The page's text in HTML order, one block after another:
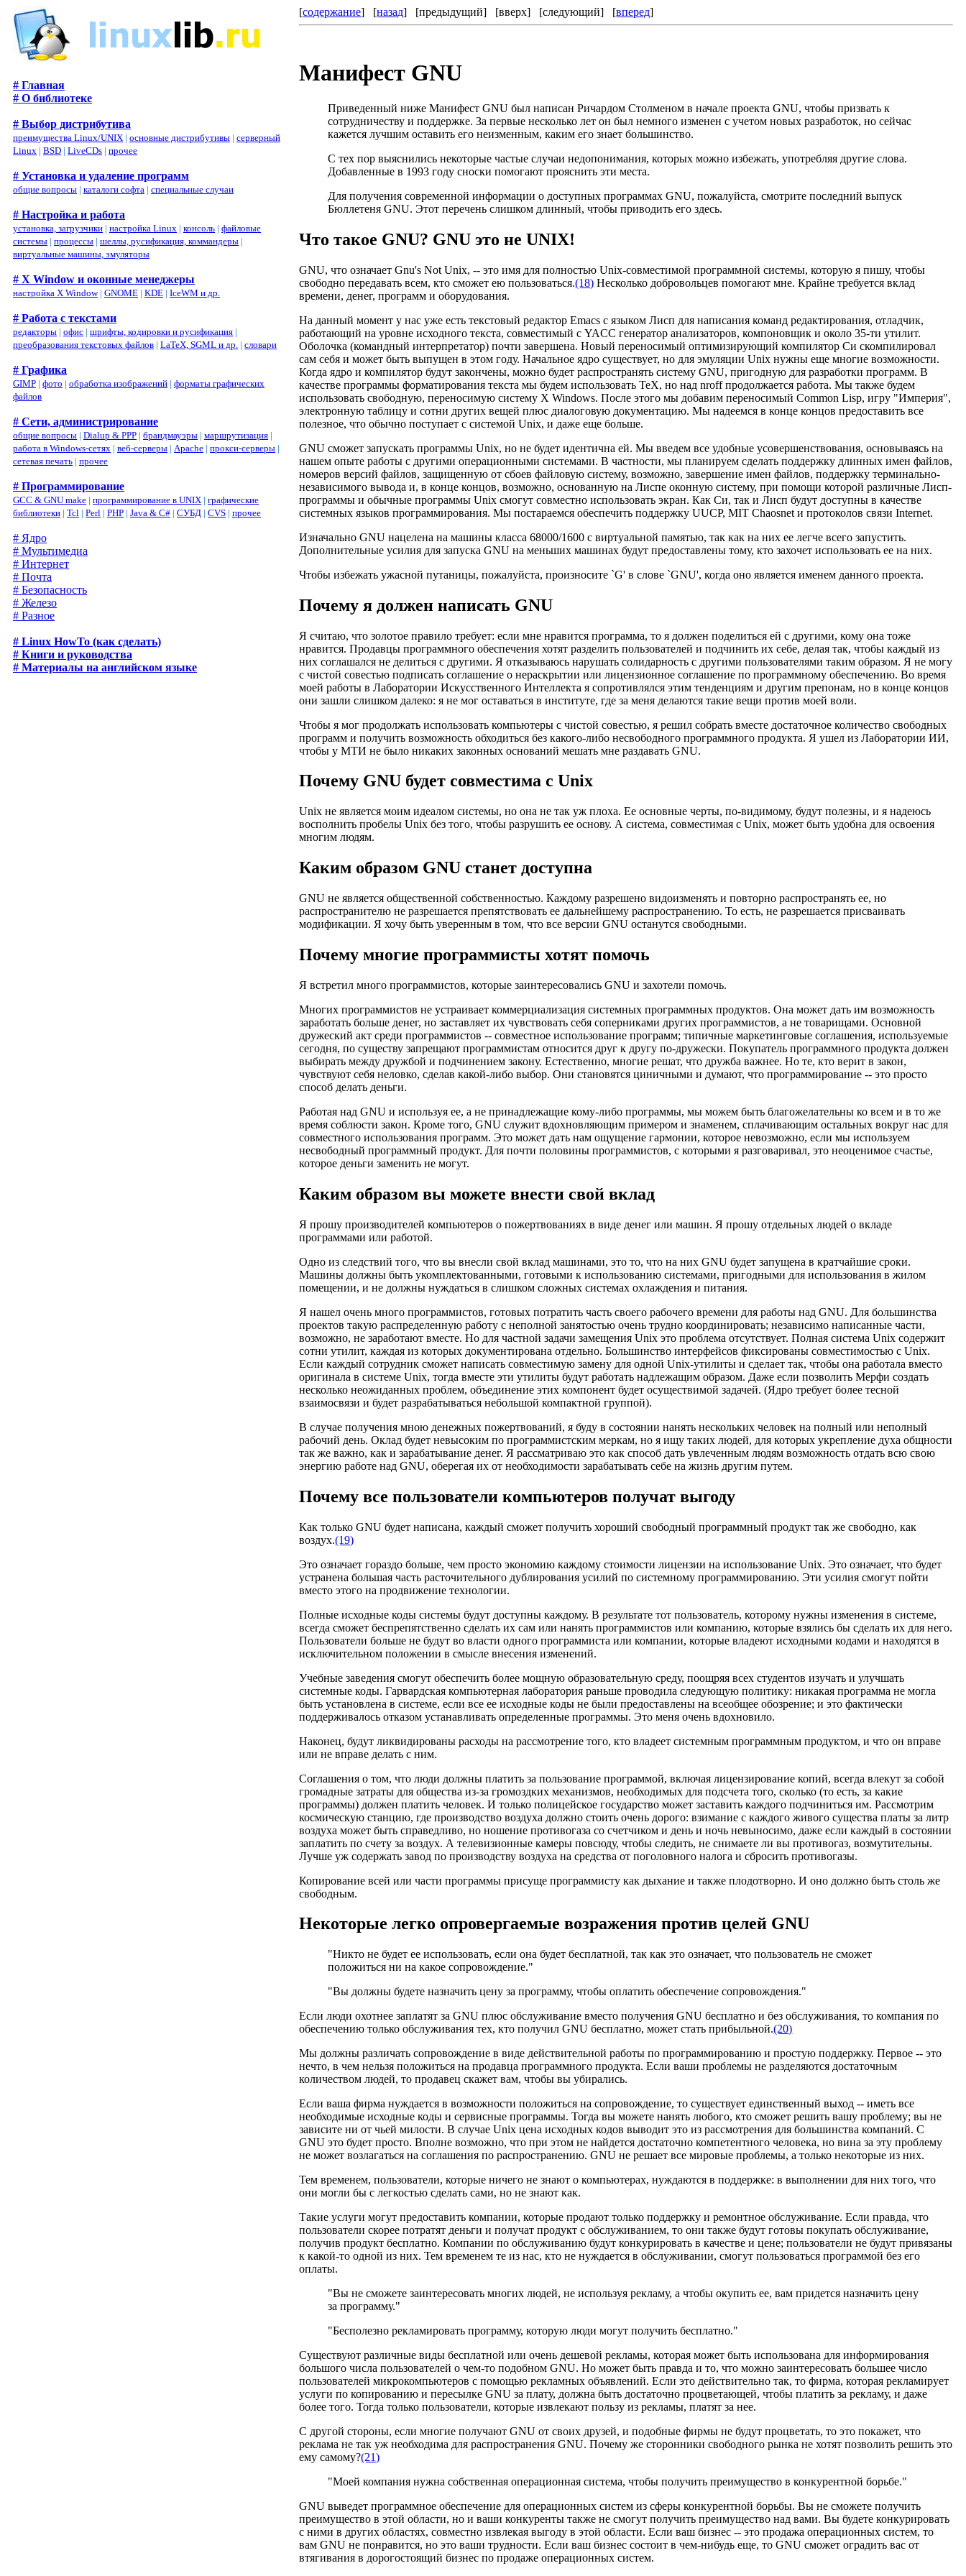
# Главная
# О библиотеке
# Выбор дистрибутива
преимущества Linux/UNIX | основные дистрибутивы | серверный
Linux | BSD | LiveCDs | прочее
# Установка и удаление программ
общие вопросы | каталоги софта | специальные случаи
# Настройка и работа
установка, загрузчики | настройка Linux | консоль | файловые
системы | процессы | шеллы, русификация, коммандеры |
виртуальные машины, эмуляторы
# X Window и оконные менеджеры
настройка X Window| GNOME | KDE | IceWM и др.
# Работа с текстами
редакторы | офис | шрифты, кодировки и русификация |
преобразования текстовых файлов | LaTeX, SGML и др. | словари
# Графика
GIMP | фото | обработка изображений | форматы графических
файлов
# Сети, администрирование
общие вопросы | Dialup & PPP | брандмауэры | маршрутизация |
работа в Windows-сетях | веб-серверы | Apache | прокси-серверы |
сетевая печать | прочее
# Программирование
GCC & GNU make | программирование в UNIX | графические
библиотеки | Tcl | Perl | PHP | Java & C# | СУБД | CVS | прочее
# Ядро
# Мультимедиа
# Интернет
# Почта
# Безопасность
# Железо
# Разное
# Linux HowTo (как сделать)
# Книги и руководства
# Материалы на английском языке
[содержание] [назад] [предыдущий] [вверх] [следующий] [вперед]
Манифест GNU
Приведенный ниже Манифест GNU был написан Ричардом Столменом в начале проекта GNU, чтобы призвать к
сотрудничеству и поддержке. За первые несколько лет он был немного изменен с учетом новых разработок, но сейчас
кажется лучшим оставить его неизменным, каким его знает большинство.
С тех пор выяснились некоторые частые случаи недопонимания, которых можно избежать, употребляя другие слова.
Добавленные в 1993 году сноски помогают прояснить эти места.
Для получения современной информации о доступных программах GNU, пожалуйста, смотрите последний выпуск
Бюллетеня GNU. Этот перечень слишком длинный, чтобы приводить его здесь.
Что такое GNU? GNU это не UNIX!
GNU, что означает Gnu's Not Unix, -- это имя для полностью Unix-совместимой программной системы, которую я пишу, чтобы
свободно передавать всем, кто сможет ею пользоваться.(18) Несколько добровольцев помогают мне. Крайне требуется вклад
времени, денег, программ и оборудования.
На данный момент у нас уже есть текстовый редактор Emacs с языком Лисп для написания команд редактирования, отладчик,
работающий на уровне исходного текста, совместимый с YACC генератор анализаторов, компоновщик и около 35-ти утилит.
Оболочка (командный интерпретатор) почти завершена. Новый переносимый оптимизирующий компилятор Си скомпилировал
сам себя и может быть выпущен в этом году. Начальное ядро существует, но для эмуляции Unix нужны еще многие возможности.
Когда ядро и компилятор будут закончены, можно будет распространять систему GNU, пригодную для разработки программ. В
качестве программы форматирования текста мы будем использовать TeX, но над nroff продолжается работа. Мы также будем
использовать свободную, переносимую систему X Windows. После этого мы добавим переносимый Common Lisp, игру "Империя",
электронную таблицу и сотни других вещей плюс диалоговую документацию. Мы надеемся в конце концов предоставить все
полезное, что обычно поступает с системой Unix, и даже еще больше.
GNU сможет запускать программы Unix, но не будет идентична ей. Мы введем все удобные усовершенствования, основываясь на
нашем опыте работы с другими операционными системами. В частности, мы планируем сделать поддержку длинных имен файлов,
номеров версий файлов, защищенную от сбоев файловую систему, возможно, завершение имен файлов, поддержку терминально-
независимого вывода и, в конце концов, возможно, основанную на Лиспе оконную систему, при помощи которой различные Лисп-
программы и обычные программы Unix смогут совместно использовать экран. Как Си, так и Лисп будут доступны в качестве
системных языков программирования. Мы постараемся обеспечить поддержку UUCP, MIT Chaosnet и протоколов связи Internet.
Изначально GNU нацелена на машины класса 68000/1600 с виртуальной памятью, так как на них ее легче всего запустить.
Дополнительные усилия для запуска GNU на меньших машинах будут предоставлены тому, кто захочет использовать ее на них.
Чтобы избежать ужасной путаницы, пожалуйста, произносите `G' в слове `GNU', когда оно является именем данного проекта.
Почему я должен написать GNU
Я считаю, что золотое правило требует: если мне нравится программа, то я должен поделиться ей с другими, кому она тоже
нравится. Продавцы программного обеспечения хотят разделить пользователей и подчинить их себе, делая так, чтобы каждый из
них соглашался не делиться с другими. Я отказываюсь нарушать солидарность с другими пользователями таким образом. Я не могу
с чистой совестью подписать соглашение о нераскрытии или лицензионное соглашение по программному обеспечению. Во время
моей работы в Лаборатории Искусственного Интеллекта я сопротивлялся этим тенденциям и другим препонам, но в конце концов
они зашли слишком далеко: я не мог оставаться в институте, где за меня делаются такие вещи против моей воли.
Чтобы я мог продолжать использовать компьютеры с чистой совестью, я решил собрать вместе достаточное количество свободных
программ и получить возможность обходиться без какого-либо несвободного программного продукта. Я ушел из Лаборатории ИИ,
чтобы у МТИ не было никаких законных оснований мешать мне раздавать GNU.
Почему GNU будет совместима с Unix
Unix не является моим идеалом системы, но она не так уж плоха. Ее основные черты, по-видимому, будут полезны, и я надеюсь
восполнить пробелы Unix без того, чтобы разрушить ее основу. А система, совместимая с Unix, может быть удобна для освоения
многим людям.
Каким образом GNU станет доступна
GNU не является общественной собственностью. Каждому разрешено видоизменять и повторно распространять ее, но
распространителю не разрешается препятствовать ее дальнейшему распространению. То есть, не разрешается присваивать
модификации. Я хочу быть уверенным в том, что все версии GNU останутся свободными.
Почему многие программисты хотят помочь
Я встретил много программистов, которые заинтересовались GNU и захотели помочь.
Многих программистов не устраивает коммерциализация системных программных продуктов. Она может дать им возможность
заработать больше денег, но заставляет их чувствовать себя соперниками других программистов, а не товарищами. Основной
дружеский акт среди программистов -- совместное использование программ; типичные маркетинговые соглашения, используемые
сегодня, по существу запрещают программистам относится друг к другу по-дружески. Покупатель программного продукта должен
выбирать между дружбой и подчинением закону. Естественно, многие решат, что дружба важнее. Но те, кто верит в закон,
чувствуют себя неловко, сделав какой-либо выбор. Они становятся циничными и думают, что программирование -- это просто
способ делать деньги.
Работая над GNU и используя ее, а не принадлежащие кому-либо программы, мы можем быть благожелательны ко всем и в то же
время соблюсти закон. Кроме того, GNU служит вдохновляющим примером и знаменем, сплачивающим остальных вокруг нас для
совместного использования программ. Это может дать нам ощущение гармонии, которое невозможно, если мы используем
несвободный программный продукт. Для почти половины программистов, с которыми я разговаривал, это неоценимое счастье,
которое деньги заменить не могут.
Каким образом вы можете внести свой вклад
Я прошу производителей компьютеров о пожертвованиях в виде денег или машин. Я прошу отдельных людей о вкладе
программами или работой.
Одно из следствий того, что вы внесли свой вклад машинами, это то, что на них GNU будет запущена в кратчайшие сроки.
Машины должны быть укомплектованными, готовыми к использованию системами, пригодными для использования в жилом
помещении, и не должны нуждаться в слишком сложных системах охлаждения и питания.
Я нашел очень много программистов, готовых потратить часть своего рабочего времени для работы над GNU. Для большинства
проектов такую распределенную работу с неполной занятостью очень трудно координировать; независимо написанные части,
возможно, не заработают вместе. Но для частной задачи замещения Unix это проблема отсутствует. Полная система Unix содержит
сотни утилит, каждая из которых документирована отдельно. Большинство интерфейсов фиксированы совместимостью с Unix.
Если каждый сотрудник сможет написать совместимую замену для одной Unix-утилиты и сделает так, чтобы она работала вместо
оригинала в системе Unix, тогда вместе эти утилиты будут работать надлежащим образом. Даже если позволить Мерфи создать
несколько неожиданных проблем, объединение этих компонент будет осуществимой задачей. (Ядро требует более тесной
взаимосвязи и будет разрабатываться небольшой компактной группой).
В случае получения мною денежных пожертвований, я буду в состоянии нанять нескольких человек на полный или неполный
рабочий день. Оклад будет невысоким по программистским меркам, но я ищу таких людей, для которых укрепление духа общности
так же важно, как и зарабатывание денег. Я рассматриваю это как способ дать увлеченным людям возможность отдать всю свою
энергию работе над GNU, оберегая их от необходимости зарабатывать себе на жизнь другим путем.
Почему все пользователи компьютеров получат выгоду
Как только GNU будет написана, каждый сможет получить хороший свободный программный продукт так же свободно, как
воздух.(19)
Это означает гораздо больше, чем просто экономию каждому стоимости лицензии на использование Unix. Это означает, что будет
устранена большая часть расточительного дублирования усилий по системному программированию. Эти усилия смогут пойти
вместо этого на продвижение технологии.
Полные исходные коды системы будут доступны каждому. В результате тот пользователь, которому нужны изменения в системе,
всегда сможет беспрепятственно сделать их сам или нанять программистов или компанию, которые взялись бы сделать их для него.
Пользователи больше не будут во власти одного программиста или компании, которые владеют исходными кодами и находятся в
исключительном положении в смысле внесения изменений.
Учебные заведения смогут обеспечить более мощную образовательную среду, поощряя всех студентов изучать и улучшать
системные коды. Гарвардская компьютерная лаборатория раньше проводила следующую политику: никакая программа не могла
быть установлена в системе, если все ее исходные коды не были предоставлены на всеобщее обозрение; и это фактически
поддерживалось отказом устанавливать определенные программы. Это меня очень вдохновило.
Наконец, будут ликвидированы расходы на рассмотрение того, кто владеет системным программным продуктом, и что он вправе
или не вправе делать с ним.
Соглашения о том, что люди должны платить за пользование программой, включая лицензирование копий, всегда влекут за собой
громадные затраты для общества из-за громоздких механизмов, необходимых для подсчета того, сколько (то есть, за какие
программы) должен платить человек. И только полицейское государство может заставить каждого подчиниться им. Рассмотрим
космическую станцию, где производство воздуха должно стоить очень дорого: взимание с каждого живого существа платы за литр
воздуха может быть справедливо, но ношение противогаза со счетчиком и день и ночь невыносимо, даже если каждый в состоянии
заплатить по счету за воздух. А телевизионные камеры повсюду, чтобы следить, не снимаете ли вы противогаз, возмутительны.
Лучше уж содержать завод по производству воздуха на средства от поголовного налога и сбросить противогазы.
Копирование всей или части программы присуще программисту как дыхание и также плодотворно. И оно должно быть столь же
свободным.
Некоторые легко опровергаемые возражения против целей GNU
"Никто не будет ее использовать, если она будет бесплатной, так как это означает, что пользователь не сможет
положиться ни на какое сопровождение."
"Вы должны будете назначить цену за программу, чтобы оплатить обеспечение сопровождения."
Если люди охотнее заплатят за GNU плюс обслуживание вместо получения GNU бесплатно и без обслуживания, то компания по
обеспечению только обслуживания тех, кто получил GNU бесплатно, может стать прибыльной.(20)
Мы должны различать сопровождение в виде действительной работы по программированию и простую поддержку. Первое -- это
нечто, в чем нельзя положиться на продавца программного продукта. Если ваши проблемы не разделяются достаточным
количеством людей, то продавец скажет вам, чтобы вы убирались.
Если ваша фирма нуждается в возможности положиться на сопровождение, то существует единственный выход -- иметь все
необходимые исходные коды и сервисные программы. Тогда вы можете нанять любого, кто сможет решить вашу проблему; вы не
зависите ни от чьей милости. В случае Unix цена исходных кодов выводит это из рассмотрения для большинства компаний. С
GNU это будет просто. Вполне возможно, что при этом не найдется достаточно компетентного человека, но вина за эту проблему
не может возлагаться на соглашения по распространению. GNU не решает все мировые проблемы, а только некоторые из них.
Тем временем, пользователи, которые ничего не знают о компьютерах, нуждаются в поддержке: в выполнении для них того, что
они могли бы с легкостью сделать сами, но не знают как.
Такие услуги могут предоставить компании, которые продают только поддержку и ремонтное обслуживание. Если правда, что
пользователи скорее потратят деньги и получат продукт с обслуживанием, то они также будут готовы покупать обслуживание,
получив продукт бесплатно. Компании по обслуживанию будут конкурировать в качестве и цене; пользователи не будут привязаны
к какой-то одной из них. Тем временем те из нас, кто не нуждается в обслуживании, смогут пользоваться программой без его
оплаты.
"Вы не сможете заинтересовать многих людей, не используя рекламу, а чтобы окупить ее, вам придется назначить цену
за программу."
"Бесполезно рекламировать программу, которую люди могут получить бесплатно."
Существуют различные виды бесплатной или очень дешевой рекламы, которая может быть использована для информирования
большого числа пользователей о чем-то подобном GNU. Но может быть правда и то, что можно заинтересовать большее число
пользователей микрокомпьютеров с помощью рекламных объявлений. Если это действительно так, то фирма, которая рекламирует
услуги по копированию и пересылке GNU за плату, должна быть достаточно процветающей, чтобы платить за рекламу, и даже
более того. Тогда только пользователи, которые извлекают пользу из рекламы, платят за нее.
С другой стороны, если многие получают GNU от своих друзей, и подобные фирмы не будут процветать, то это покажет, что
реклама не так уж необходима для распространения GNU. Почему же сторонники свободного рынка не хотят позволить решить это
ему самому?(21)
"Моей компания нужна собственная операционная система, чтобы получить преимущество в конкурентной борьбе."
GNU выведет программное обеспечение для операционных систем из сферы конкурентной борьбы. Вы не сможете получить
преимущество в этой области, но и ваши конкуренты также не смогут получить преимущество над вами. Вы будете конкурировать
с ними в других областях, совместно извлекая выгоду в этой области. Если ваш бизнес -- это продажа операционных систем, то
вам GNU не понравится, но это ваши трудности. Если ваш бизнес состоит в чем-нибудь еще, то GNU сможет оградить вас от
втягивания в дорогостоящий бизнес по продаже операционных систем.